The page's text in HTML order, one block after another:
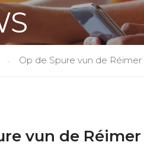
Op de Spure vun de
vun de